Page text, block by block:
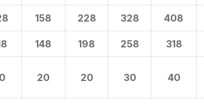
158 228 328 408
148 198 258 318
20 20 30 40